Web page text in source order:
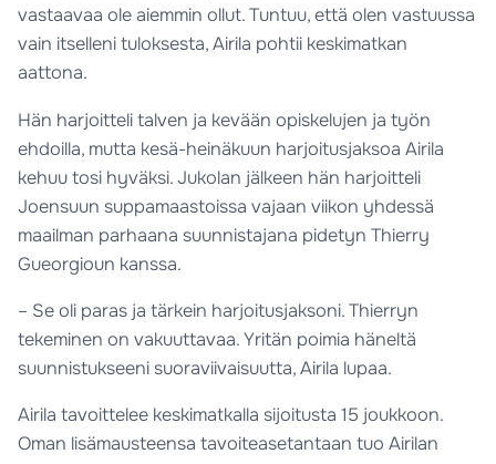
vastaavaa ole aiemmin ollut. Tuntuu, että olen vastuussa
vain itselleni tuloksesta, Airila pohtii keskimatkan
aattona.
Hän harjoitteli talven ja kevään opiskelujen ja työn
ehdoilla, mutta kesä-heinäkuun harjoitusjaksoa Airila
kehuu tosi hyväksi. Jukolan jälkeen hän harjoitteli
Joensuun suppamaastoissa vajaan viikon yhdessä
maailman parhaana suunnistajana pidetyn Thierry
Gueorgioun kanssa.
– Se oli paras ja tärkein harjoitusjaksoni. Thierryn
tekeminen on vakuuttavaa. Yritän poimia häneltä
suunnistukseeni suoraviivaisuutta, Airila lupaa.
Airila tavoittelee keskimatkalla sijoitusta 15 joukkoon.
Oman lisämausteensa tavoiteasetantaan tuo Airilan